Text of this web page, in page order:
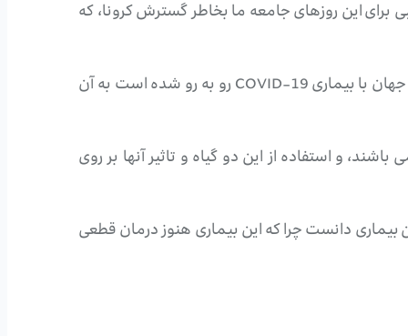
برای این روزهای جامعه ما بخاطر گسترش کرونا، که
وجود یک برنامه غذایی مناسب و سالم یکی از مهمترین و تاثیر گذار ترین مواردی است که بهتر است در این شرایطی که جهان با بیماری COVID-19 رو به رو شده است به آن
و استفاده از این دو گیاه و تاثیر آنها بر روی
بیماری دانست چرا که این بیماری هنوز درمان قطعی